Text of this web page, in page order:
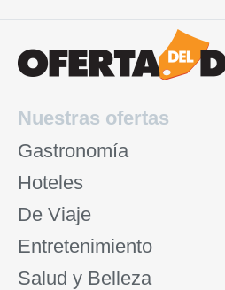
Nuestras ofertas
Gastronomía
Hoteles
De Viaje
Entretenimiento
Salud y Belleza